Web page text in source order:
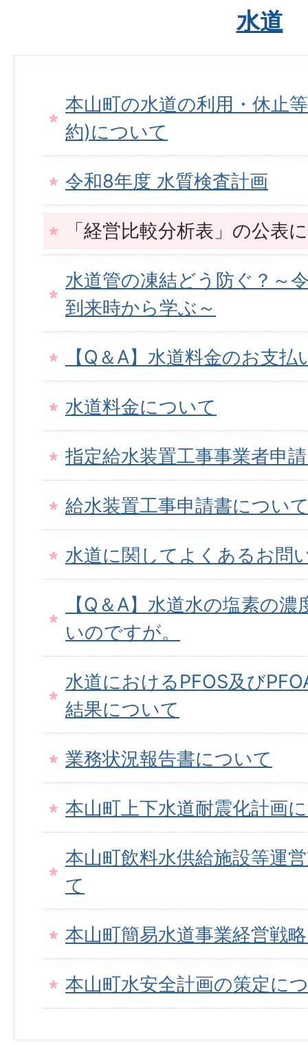
水道
本山町の水道の利用・休止
約)について
令和8年度 水質検査計画
「経営比較分析表」の公表
水道管の凍結どう防ぐ？～
到来時から学ぶ～
【Q＆A】水道料金のお支
水道料金について
指定給水装置工事事業者申
給水装置工事申請書につい
水道に関してよくあるお問
【Q＆A】水道水の塩素の
いのですが。
水道におけるPFOS及び
結果について
業務状況報告書について
本山町上下水道耐震化計画
本山町飲料水供給施設等運
て
本山町簡易水道事業経営戦
本山町水安全計画の策定に